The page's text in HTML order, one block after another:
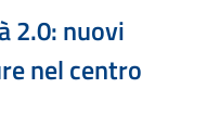
2.0: nuovi
nel centro